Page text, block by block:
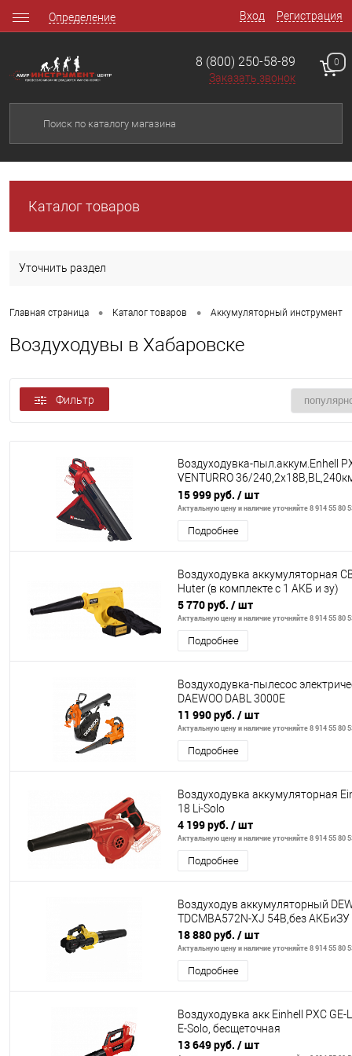
Вход Регистрация
Определение
8 (800) 250-58-89
Заказать звонок
0
Каталог товаров
Уточнить раздел
Главная страница • Каталог товаров • Аккумуляторный инструмент
Воздуходувы в Хабаровске
Фильтр
Воздуходувка-пыл.аккум.Enhell
VENTURRO 36/
45л,измельчитель,без АКК
15 999 руб. / шт
Актуальную цену и наличие уточняйте 8 914 55 80
Подробнее
Воздуходувка аккумуляторная
Huter (в комплекте с 1 АКБ и зу)
5 770 руб. / шт
Актуальную цену и наличие уточняйте 8 914 55 80
Подробнее
Воздуходувка-пылесос
DAEWOO DABL 3000E
11 990 руб. / шт
Актуальную цену и наличие уточняйте 8 914 55 80
Подробнее
Воздуходувка аккумуляторная
18 Li-Solo
4 199 руб. / шт
Актуальную цену и наличие уточняйте 8 914 55 80
Подробнее
Воздуходув аккумуляторный
TDCMBA572N-XJ 54В,без АКБиЗУ
18 880 руб. / шт
Актуальную цену и наличие уточняйте 8 914 55 80
Подробнее
Воздуходувка акк Einhell PXC
E-Solo, бесщеточная
13 649 руб. / шт